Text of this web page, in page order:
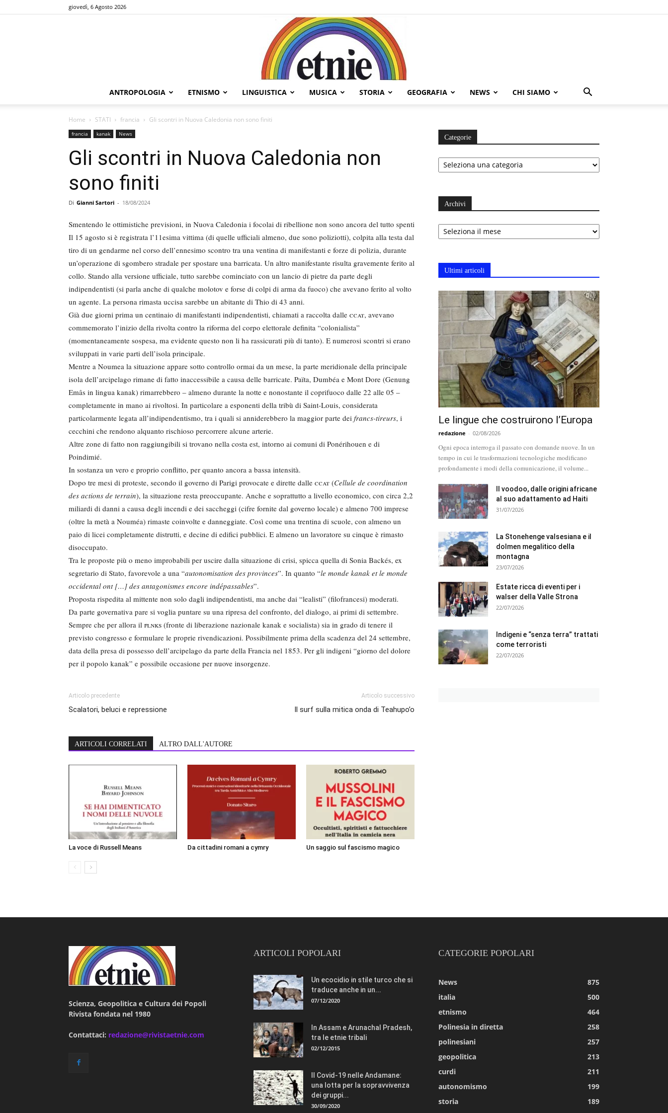
giovedì, 6 Agosto 2026
ANTROPOLOGIA ETNISMO LINGUISTICA MUSICA STORIA GEOGRAFIA NEWS CHI SIAMO
Home STATI francia Gli scontri in Nuova Caledonia non sono finiti
francia kanak News
Gli scontri in Nuova Caledonia non
sono finiti
Di Gianni Sartori - 18/08/2024
Smentendo le ottimistiche previsioni, in Nuova Caledonia i focolai di ribellione non sono ancora del tutto spenti
Il 15 agosto si è registrata l’11esima vittima (di quelle ufficiali almeno, due sono poliziotti), colpita alla testa dal
tiro di un gendarme nel corso dell’ennesimo scontro tra una ventina di manifestanti e forze di polizia, durante
un’operazione di sgombero stradale per spostare una barricata. Un altro manifestante risulta gravemente ferito al
collo. Stando alla versione ufficiale, tutto sarebbe cominciato con un lancio di pietre da parte degli
indipendentisti (si parla anche di qualche molotov e forse di colpi di arma da fuoco) che avevano ferito al volto
un agente. La persona rimasta uccisa sarebbe un abitante di Thio di 43 anni.
Già due giorni prima un centinaio di manifestanti indipendentisti, chiamati a raccolta dalle ccat, avevano
commemorato l’inizio della rivolta contro la riforma del corpo elettorale definita “colonialista”
(momentaneamente sospesa, ma evidente questo non li ha rassicurati più di tanto). E numerosi scontri si erano
sviluppati in varie parti dell’isola principale.
Mentre a Noumea la situazione appare sotto controllo ormai da un mese, la parte meridionale della principale
isola dell’arcipelago rimane di fatto inaccessibile a causa delle barricate. Païta, Dumbéa e Mont Dore (Genung
Emâs in lingua kanak) rimarrebbero – almeno durante la notte e nonostante il coprifuoco dalle 22 alle 05 –
completamente in mano ai rivoltosi. In particolare a esponenti della tribù di Saint-Louis, considerata
particolarmente legata all’indipendentismo, tra i quali si anniderebbero la maggior parte dei francs-tireurs, i
cecchini che rendono alquanto rischioso percorrere alcune arterie.
Altre zone di fatto non raggiungibili si trovano nella costa est, intorno ai comuni di Ponérihouen e di
Poindimié.
In sostanza un vero e proprio conflitto, per quanto ancora a bassa intensità.
Dopo tre mesi di proteste, secondo il governo di Parigi provocate e dirette dalle ccat (Cellule de coordination
des actions de terrain), la situazione resta preoccupante. Anche e soprattutto a livello economico, con circa 2,2
miliardi di danni a causa degli incendi e dei saccheggi (cifre fornite dal governo locale) e almeno 700 imprese
(oltre la metà a Nouméa) rimaste coinvolte e danneggiate. Così come una trentina di scuole, con almeno un
paio di licei completamente distrutti, e decine di edifici pubblici. E almeno un lavoratore su cinque è rimasto
disoccupato.
Tra le proposte più o meno improbabili per uscire dalla situazione di crisi, spicca quella di Sonia Backés, ex
segretario di Stato, favorevole a una “autonomisation des provinces”. In quanto “le monde kanak et le monde
occidental ont […] des antagonismes encore indépassables”.
Proposta rispedita al mittente non solo dagli indipendentisti, ma anche dai “lealisti” (filofrancesi) moderati.
Da parte governativa pare si voglia puntare su una ripresa del confronto, del dialogo, ai primi di settembre.
Sempre che per allora il flnks (fronte di liberazione nazionale kanak e socialista) sia in grado di tenere il
previsto congresso e formulare le proprie rivendicazioni. Possibilmente prima della scadenza del 24 settembre,
data della presa di possesso dell’arcipelago da parte della Francia nel 1853. Per gli indigeni “giorno del dolore
per il popolo kanak” e possibile occasione per nuove insorgenze.
Articolo precedente
Scalatori, beluci e repressione
Articolo successivo
Il surf sulla mitica onda di Teahupo’o
ARTICOLI CORRELATI ALTRO DALL'AUTORE
La voce di Russell Means Da cittadini romani a cymry Un saggio sul fascismo magico
Categorie
Categorie
Archivi
Archivi
Ultimi articoli
Le lingue che costruirono l’Europa
redazione - 02/08/2026
Ogni epoca interroga il passato con domande nuove. In un
tempo in cui le trasformazioni tecnologiche modificano
profondamente i modi della comunicazione, il volume...
Il voodoo, dalle origini africane
al suo adattamento ad Haiti
31/07/2026
La Stonehenge valsesiana e il
dolmen megalitico della
montagna
23/07/2026
Estate ricca di eventi per i
walser della Valle Strona
22/07/2026
Indigeni e “senza terra” trattati
come terroristi
22/07/2026
Scienza, Geopolitica e Cultura dei Popoli
Rivista fondata nel 1980
Contattaci: redazione@rivistaetnie.com
ARTICOLI POPOLARI
Un ecocidio in stile turco che si
traduce anche in un...
07/12/2020
In Assam e Arunachal Pradesh,
tra le etnie tribali
02/12/2015
Il Covid-19 nelle Andamane:
una lotta per la sopravvivenza
dei gruppi...
30/09/2020
CATEGORIE POPOLARI
News
875
italia
500
etnismo
464
Polinesia in diretta
258
polinesiani
257
geopolitica
213
curdi
211
autonomismo
199
storia
189